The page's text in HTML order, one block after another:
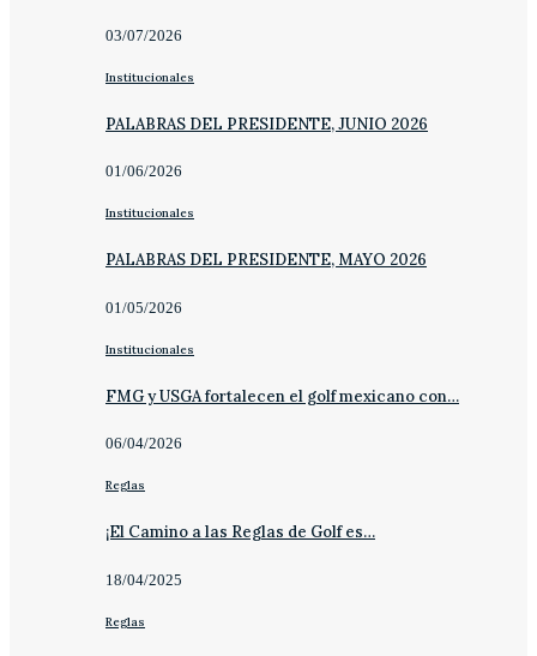
03/07/2026
Institucionales
PALABRAS DEL PRESIDENTE, JUNIO 2026
01/06/2026
Institucionales
PALABRAS DEL PRESIDENTE, MAYO 2026
01/05/2026
Institucionales
FMG y USGA fortalecen el golf mexicano con…
06/04/2026
Reglas
¡El Camino a las Reglas de Golf es…
18/04/2025
Reglas